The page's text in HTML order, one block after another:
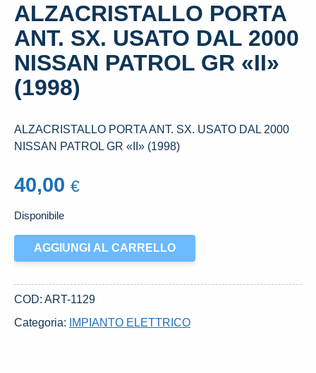
ALZACRISTALLO PORTA
ANT. SX. USATO DAL 2000
NISSAN PATROL GR «II»
(1998)
ALZACRISTALLO PORTA ANT. SX. USATO DAL 2000
NISSAN PATROL GR «II» (1998)
40,00 €
Disponibile
ALZACRISTALLO
PORTA
SX.
AGGIUNGI AL CARRELLO
COD: ART-1129
Categoria:
IMPIANTO ELETTRICO